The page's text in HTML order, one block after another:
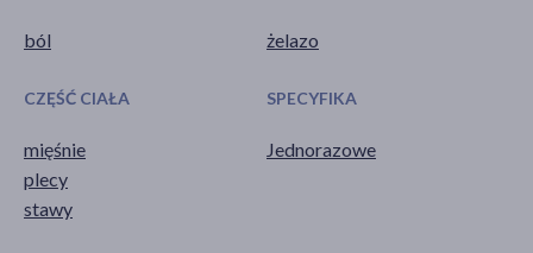
ból żelazo
CZĘŚĆ CIAŁA
mięśnie
plecy
stawy
SPECYFIKA
Jednorazowe